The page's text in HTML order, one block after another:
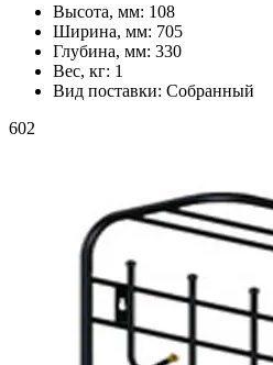
Высота, мм: 108
Ширина, мм: 705
Глубина, мм: 330
Вес, кг: 1
Вид поставки: Собранный
602